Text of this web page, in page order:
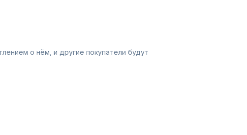
о нём, и другие покупатели будут